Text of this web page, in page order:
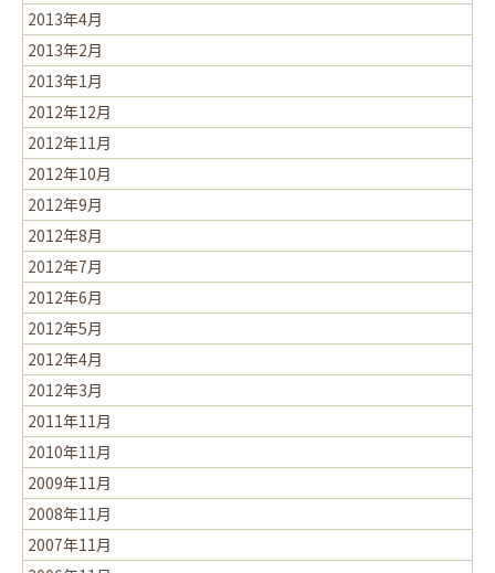
2013年4月
2013年2月
2013年1月
2012年12月
2012年11月
2012年10月
2012年9月
2012年8月
2012年7月
2012年6月
2012年5月
2012年4月
2012年3月
2011年11月
2010年11月
2009年11月
2008年11月
2007年11月